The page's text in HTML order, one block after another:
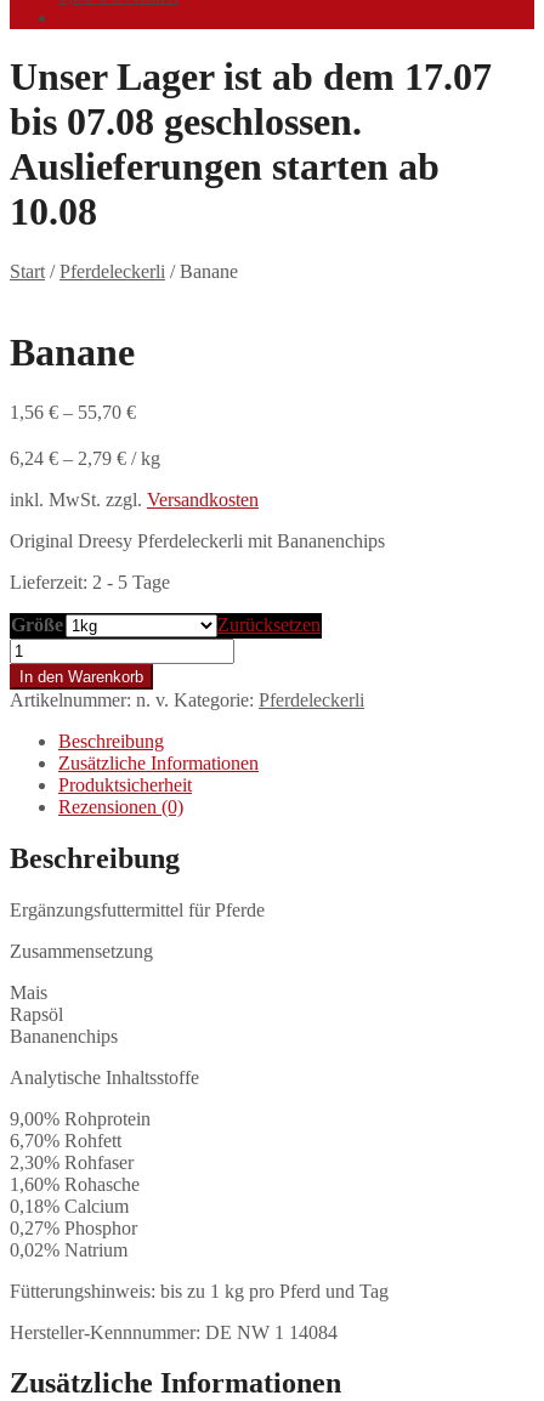
Unser Lager ist ab dem 17.07
bis 07.08 geschlossen.
Auslieferungen starten ab
10.08
Start /Pferdeleckerli /Banane
Banane
1,56 € – 55,70 €
6,24 € – 2,79 € /kg
inkl. MwSt. zzgl. Versandkosten
Original Dreesy Pferdeleckerli mit Bananenchips
Lieferzeit: 2 - 5 Tage
Größe
Zurücksetzen
Banane
Menge
In den Warenkorb
Artikelnummer: n. v. Kategorie: Pferdeleckerli
Beschreibung
Zusätzliche Informationen
Produktsicherheit
Rezensionen (0)
Beschreibung
Ergänzungsfuttermittel für Pferde
Zusammensetzung
Mais
Rapsöl
Bananenchips
Analytische Inhaltsstoffe
9,00% Rohprotein
6,70% Rohfett
2,30% Rohfaser
1,60% Rohasche
0,18% Calcium
0,27% Phosphor
0,02% Natrium
Fütterungshinweis: bis zu 1 kg pro Pferd und Tag
Hersteller-Kennnummer: DE NW 1 14084
Zusätzliche Informationen